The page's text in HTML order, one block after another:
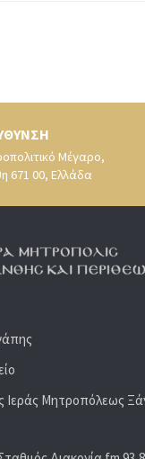
Μέγαρο,
671 00, Ελλάδα
Ιεράς Μητροπόλεως